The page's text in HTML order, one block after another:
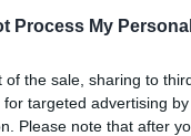
Process My
of the sale, sharing to
targeted advertising
Please note that after